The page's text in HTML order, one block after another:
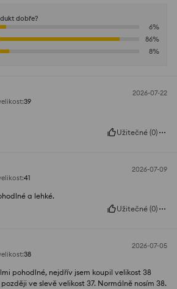
dobře?
6%
86%
8%
2026-07-22
:39
Užitečné (0)
2026-07-09
:41
a lehké.
Užitečné (0)
2026-07-05
:38
pohodlné, nejdřív jsem koupil velikost 38
ve slevě velikost 37. Normálně nosím 38.